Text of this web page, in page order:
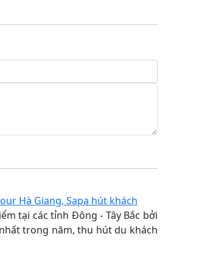
Hà Giang, Sapa hút khách
tại các tỉnh Đông - Tây Bắc bởi
trong năm, thu hút du khách